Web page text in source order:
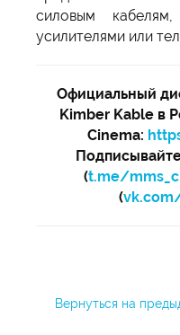
силовым
усилителями или
Официальный
Kimber Kable в
Cinema:
(t.me/
(
Вернуться на